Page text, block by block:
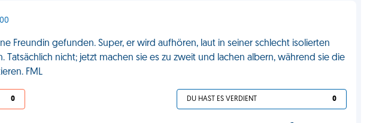
Freundin gefunden. Super, er wird aufhören, laut in seiner schlecht isolierten
Tatsächlich nicht; jetzt machen sie es zu zweit und lachen albern, während sie die
FML
0 DU HAST ES VERDIENT 0